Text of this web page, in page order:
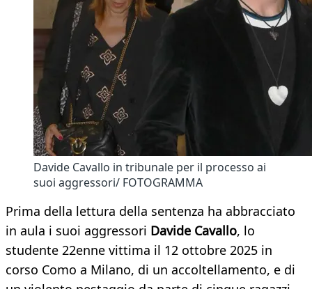
Davide Cavallo in tribunale per il processo ai
suoi aggressori/ FOTOGRAMMA
Prima della lettura della sentenza ha abbracciato
in aula i suoi aggressori Davide Cavallo, lo
studente 22enne vittima il 12 ottobre 2025 in
corso Como a Milano, di un accoltellamento, e di